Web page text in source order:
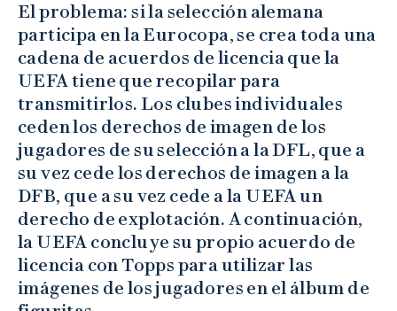
El problema: si la selección alemana
participa en la Eurocopa, se crea toda una
cadena de acuerdos de licencia que la
UEFA tiene que recopilar para
transmitirlos. Los clubes individuales
ceden los derechos de imagen de los
jugadores de su selección a la DFL, que a
su vez cede los derechos de imagen a la
DFB, que a su vez cede a la UEFA un
derecho de explotación. A continuación,
la UEFA concluye su propio acuerdo de
licencia con Topps para utilizar las
imágenes de los jugadores en el álbum de